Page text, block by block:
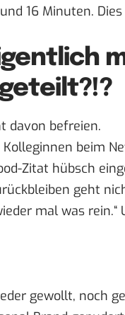
16 Minuten.
davon befreien.
beim
Zitat hübsch
geht
mal was rein.“
gewollt, noch